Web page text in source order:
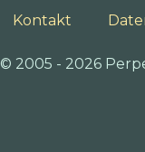
Kontakt
© 2005 - 2026